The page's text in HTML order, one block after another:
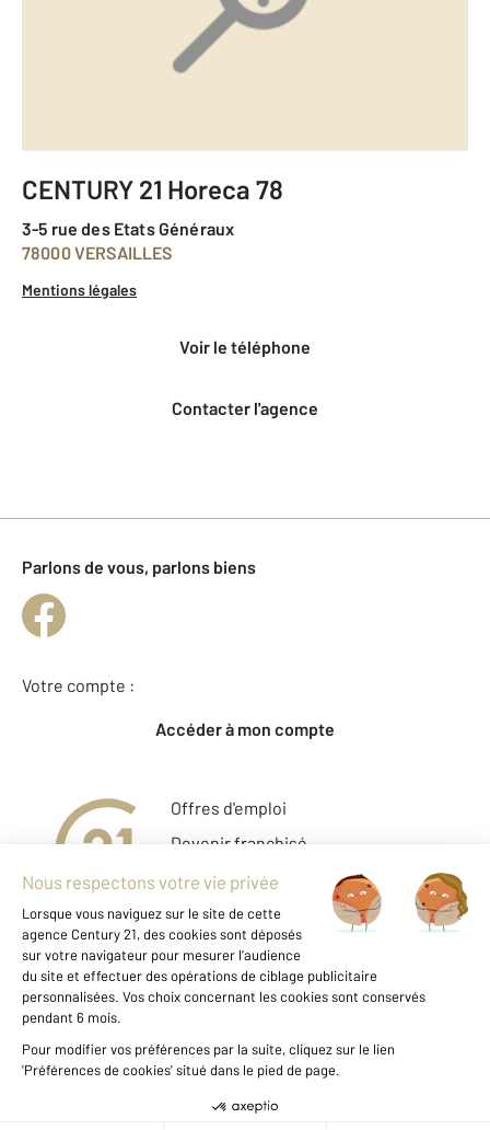
CENTURY 21 Horeca 78
3-5 rue des Etats Généraux
78000 VERSAILLES
Mentions légales
voir le téléphone
Contacter l'agence
Parlons de vous, parlons biens
Votre compte :
Accéder à mon compte
Offres d'emploi
Devenir franchisé
Entreprise et commerce
Fine Homes & Estates
À propos
International
Mentions légales & CGU